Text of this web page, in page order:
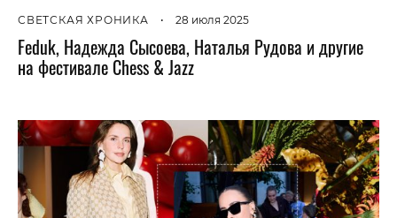
СВЕТСКАЯ ХРОНИКА • 28 июля 2025
Feduk, Надежда Сысоева, Наталья Рудова и другие
на фестивале Chess & Jazz